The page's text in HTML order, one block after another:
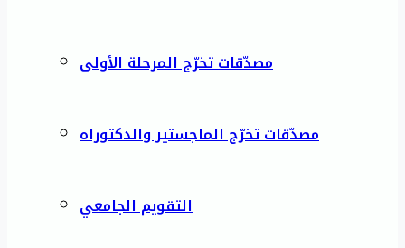
مصدّقات تخرّج المرحلة الأولى
مصدّقات تخرّج الماجستير والدكتوراه
التقويم الجامعي